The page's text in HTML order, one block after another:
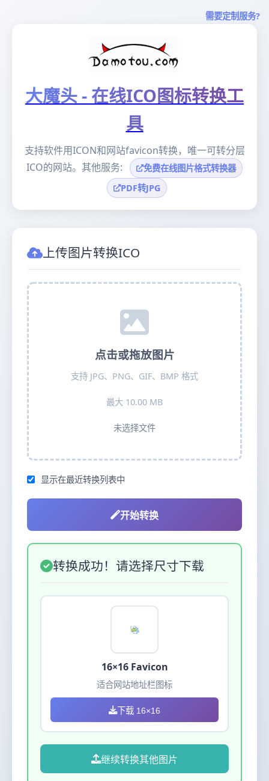
需要定制服务?
大魔头 - 在线ICO图标转换工
具
支持软件用ICON和网站favicon转换，唯一可转分层
ICO的网站。其他服务:
免费在线图片格式转换器
PDF转JPG
上传图片转换ICO
点击或拖放图片
支持 JPG、PNG、GIF、BMP 格式
最大 10.00 MB
未选择文件
显示在最近转换列表中
开始转换
转换成功！请选择尺寸下载
16×16 Favicon
适合网站地址栏图标
下载 16×16
继续转换其他图片